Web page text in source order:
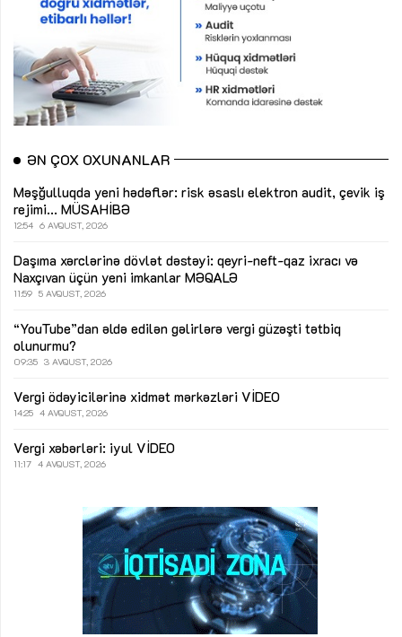
ƏN ÇOX OXUNANLAR
Məşğulluqda yeni hədəflər: risk əsaslı elektron audit, çevik iş
rejimi... MÜSAHİBƏ
12:54 6 AVQUST, 2026
Daşıma xərclərinə dövlət dəstəyi: qeyri-neft-qaz ixracı və
Naxçıvan üçün yeni imkanlar MƏQALƏ
11:59 5 AVQUST, 2026
“YouTube”dan əldə edilən gəlirlərə vergi güzəşti tətbiq
olunurmu?
09:35 3 AVQUST, 2026
Vergi ödəyicilərinə xidmət mərkəzləri VİDEO
14:25 4 AVQUST, 2026
Vergi xəbərləri: iyul VİDEO
11:17 4 AVQUST, 2026